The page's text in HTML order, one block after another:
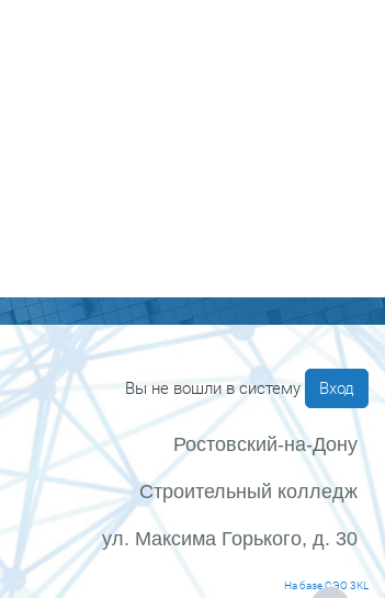
Вы не вошли в систему Вход
Ростовский-на-Дону
Строительный колледж
ул. Максима Горького, д. 30
На базе СЭО 3KL